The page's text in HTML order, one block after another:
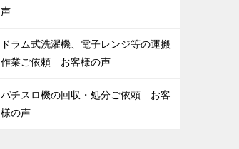
声
ドラム式洗濯機、電子レンジ等の運搬
作業ご依頼 お客様の声
パチスロ機の回収・処分ご依頼 お客
様の声